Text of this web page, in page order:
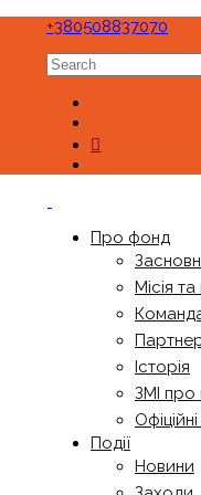
+380508837070
Про фонд
Місія та
Історія
ЗМІ про
Події
Новини